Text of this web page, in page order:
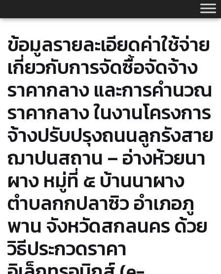
to
content
ข้อมูลรายละเอียดค่าใช้จ่าย
เกี่ยวกับการจัดซื้อจัดจ้าง
ราคากลาง และการคำนวณ
ราคากลาง ในงานโครงการ
จ้างปรับปรุงถนนลูกรังสาย
ฌาปนสถาน – อ่างห้วยนา
ผาง หมู่ที่ ๕ บ้านนาผาง
ตำบลกกปลาซิว อำเภอภู
พาน จังหวัดสกลนคร ด้วย
วิธีประกวดราคา